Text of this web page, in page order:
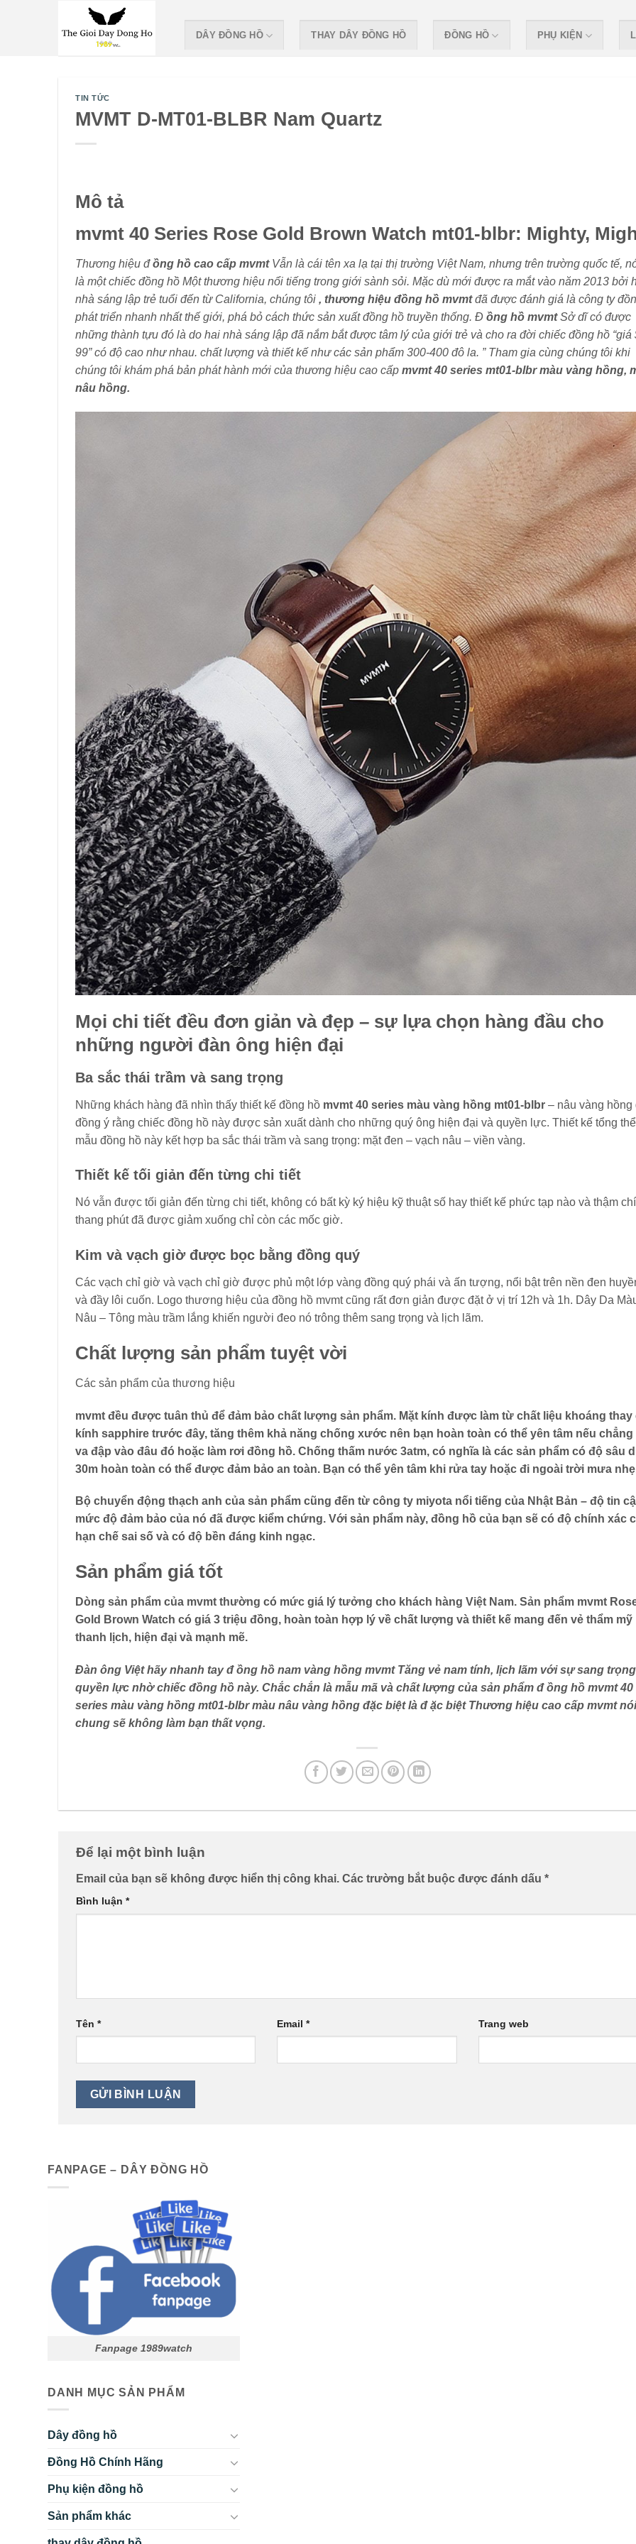
DÂY ĐỒNG HỒ THAY DÂY ĐỒNG HỒ ĐỒNG HỒ PHỤ KIỆN
TIN TỨC
MVMT D-MT01-BLBR Nam Quartz
Mô tả
mvmt 40 Series Rose Gold Brown Watch mt01-blbr: Mighty,
Thương hiệu đồng hồ cao cấp mvmt Vẫn là cái tên xa lạ tại thị trường Việt Nam, nhưng trên trường quốc tế,
là một chiếc đồng hồ Một thương hiệu nổi tiếng trong giới sành sỏi. Mặc dù mới được ra mắt vào năm 2013 bởi
nhà sáng lập trẻ tuổi đến từ California, chúng tôi , thương hiệu đồng hồ mvmtđã được đánh giá là công ty
phát triển nhanh nhất thế giới, phá bỏ cách thức sản xuất đồng hồ truyền thống. Đ ồng hồ mvmtSở dĩ có được
những thành tựu đó là do hai nhà sáng lập đã nắm bắt được tâm lý của giới trẻ và cho ra đời chiếc đồng hồ “giá
99” có độ cao như nhau. chất lượng và thiết kế như các sản phẩm 300-400 đô la. ” Tham gia cùng chúng tôi khi
chúng tôi khám phá bản phát hành mới của thương hiệu cao cấp mvmt 40 series mt01-blbr màu vàng hồng,
nâu hồng.
Mọi chi tiết đều đơn giản và đẹp – sự lựa chọn hàng đầu cho
những người đàn ông hiện đại
Ba sắc thái trầm và sang trọng
Những khách hàng đã nhìn thấy thiết kế đồng hồ mvmt 40 series màu vàng hồng mt01-blbr – nâu vàng hồng
đồng ý rằng chiếc đồng hồ này được sản xuất dành cho những quý ông hiện đại và quyền lực. Thiết kế tổng
mẫu đồng hồ này kết hợp ba sắc thái trầm và sang trọng: mặt đen – vạch nâu – viền vàng.
Thiết kế tối giản đến từng chi tiết
Nó vẫn được tối giản đến từng chi tiết, không có bất kỳ ký hiệu kỹ thuật số hay thiết kế phức tạp nào và thậm chí
thang phút đã được giảm xuống chỉ còn các mốc giờ.
Kim và vạch giờ được bọc bằng đồng quý
Các vạch chỉ giờ và vạch chỉ giờ được phủ một lớp vàng đồng quý phái và ấn tượng, nổi bật trên nền đen
và đầy lôi cuốn. Logo thương hiệu của đồng hồ mvmt cũng rất đơn giản được đặt ở vị trí 12h và 1h. Dây Da
Nâu – Tông màu trầm lắng khiến người đeo nó trông thêm sang trọng và lịch lãm.
Chất lượng sản phẩm tuyệt vời
Các sản phẩm của thương hiệu
mvmt đều được tuân thủ để đảm bảo chất lượng sản phẩm. Mặt kính được làm từ chất liệu khoáng thay
kính sapphire trước đây, tăng thêm khả năng chống xước nên bạn hoàn toàn có thể yên tâm nếu chẳng
va đập vào đâu đó hoặc làm rơi đồng hồ. Chống thấm nước 3atm, có nghĩa là các sản phẩm có độ sâu
30m hoàn toàn có thể được đảm bảo an toàn. Bạn có thể yên tâm khi rửa tay hoặc đi ngoài trời mưa
Bộ chuyển động thạch anh của sản phẩm cũng đến từ công ty miyota nổi tiếng của Nhật Bản – độ tin
mức độ đảm bảo của nó đã được kiểm chứng. Với sản phẩm này, đồng hồ của bạn sẽ có độ chính xác
hạn chế sai số và có độ bền đáng kinh ngạc.
Sản phẩm giá tốt
Dòng sản phẩm của mvmt thường có mức giá lý tưởng cho khách hàng Việt Nam. Sản phẩm mvmt
Gold Brown Watch có giá 3 triệu đồng, hoàn toàn hợp lý về chất lượng và thiết kế mang đến vẻ thẩm mỹ
thanh lịch, hiện đại và mạnh mẽ.
Đàn ông Việt hãy nhanh tay đồng hồ nam vàng hồng mvmt Tăng vẻ nam tính, lịch lãm với sự sang
quyền lực nhờ chiếc đồng hồ này. Chắc chắn là mẫu mã và chất lượng của sản phẩm đồng hồ mvmt 40
series màu vàng hồng mt01-blbr màu nâu vàng hồng đặc biệt là đặc biệt Thương hiệu cao cấp mvmtnói
chung sẽ không làm bạn thất vọng.
Để lại một bình luận
Email của bạn sẽ không được hiển thị công khai. Các trường bắt buộc được đánh dấu *
Bình luận *
Tên * Email* Trang web
FANPAGE – DÂY ĐỒNG HỒ
Fanpage 1989watch
DANH MỤC SẢN PHẨM
Dây đồng hồ
Đồng Hồ Chính Hãng
Phụ kiện đồng hồ
Sản phẩm khác